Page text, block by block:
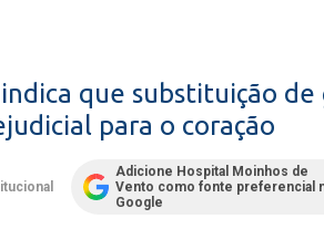
Pronto
que substituição
para o coração
Adicione Hospital Moinhos de
Vento como fonte preferencial
Google